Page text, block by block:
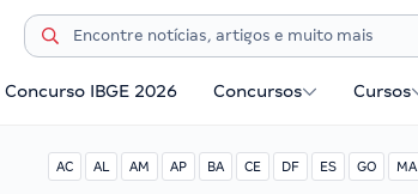
Concurso IBGE 2026 Concursos Cursos
AC AL AM AP BA CE DF ES GO MA